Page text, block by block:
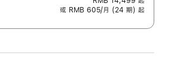
或 RMB 605/月 (24 期) 起